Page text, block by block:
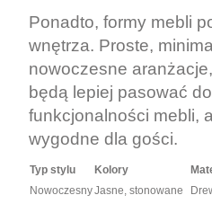
Ponadto, formy mebli
wnętrza. Proste,
nowoczesne
będą lepiej pasować
funkcjonalności mebli,
wygodne dla gości.
Typ stylu Kolory
NowoczesnyJasne, stonowane